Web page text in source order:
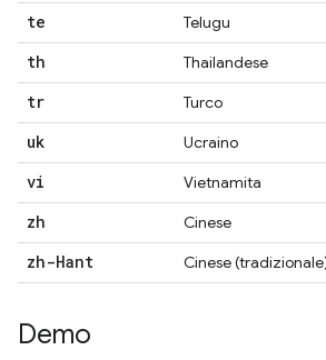
te Telugu
th Thailandese
tr Turco
uk Ucraino
vi Vietnamita
zh Cinese
zh-Hant Cinese
Demo